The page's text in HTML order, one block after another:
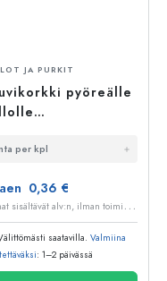
JA PURKIT
pyöreälle
valkoinen,
per kpl
0,36 €
H
innat sisältävät alv:n, ilman toimituskuluja
saatavilla. Valmiina
: 1–2 päivässä